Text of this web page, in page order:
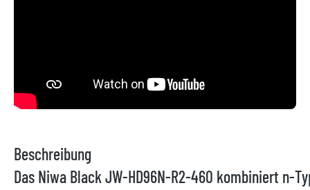
Beschreibung
Das Niwa Black JW-HD96N-R2-460 kombiniert n-